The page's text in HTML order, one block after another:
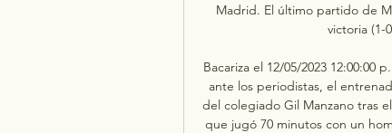
Madrid. El último partido de
victoria (1-
Bacariza el 12/05/2023 12:00:00
ante los periodistas, el
del colegiado Gil Manzano tras
que jugó 70 minutos con un